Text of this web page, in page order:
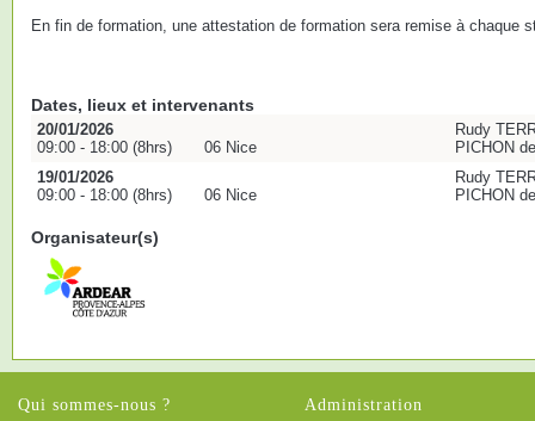
En fin de formation, une attestation de formation sera remise à chaque
Dates, lieux et intervenants
20/01/2026
09:00 - 18:00 (8hrs)
06 Nice
Rudy
PICHON
19/01/2026
09:00 - 18:00 (8hrs)
06 Nice
Rudy
PICHON
Organisateur(s)
Qui sommes-nous ? Administration